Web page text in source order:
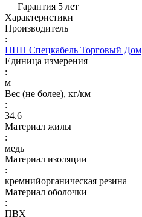
Гарантия 5 лет
Характеристики
Производитель
:
НПП Спецкабель Торговый Дом
Единица измерения
:
м
Вес (не более), кг/км
:
34.6
Материал жилы
:
медь
Материал изоляции
:
кремнийорганическая резина
Материал оболочки
:
ПВХ